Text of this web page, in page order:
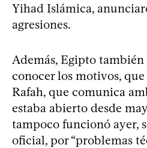
Yihad Islámica,
agresiones.
Además, Egipto
conocer los motivos,
Rafah, que comunica
estaba abierto desde
tampoco funcionó ayer,
oficial, por “problemas